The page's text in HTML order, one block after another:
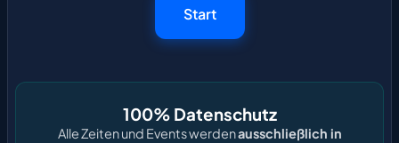
Start
100% Datenschutz
Alle Zeiten und Events werdenausschließlich in